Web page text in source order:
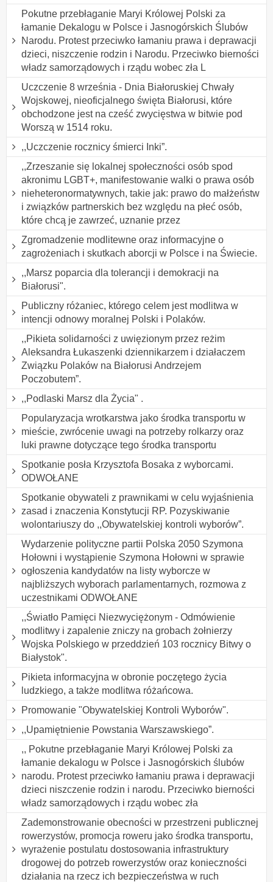
Pokutne przebłaganie Maryi Królowej Polski za
łamanie Dekalogu w Polsce i Jasnogórskich Ślubów
Narodu. Protest przeciwko łamaniu prawa i deprawacji
dzieci, niszczenie rodzin i Narodu. Przeciwko bierności
władz samorządowych i rządu wobec zła L
Uczczenie 8 września - Dnia Białoruskiej Chwały
Wojskowej, nieoficjalnego święta Białorusi, które
obchodzone jest na cześć zwycięstwa w bitwie pod
Worszą w 1514 roku.
,,Uczczenie rocznicy śmierci Inki”.
,,Zrzeszanie się lokalnej społeczności osób spod
akronimu LGBT+, manifestowanie walki o prawa osób
nieheteronormatywnych, takie jak: prawo do małżeństw
i związków partnerskich bez względu na płeć osób,
które chcą je zawrzeć, uznanie przez
Zgromadzenie modlitewne oraz informacyjne o
zagrożeniach i skutkach aborcji w Polsce i na Świecie.
,,Marsz poparcia dla tolerancji i demokracji na
Białorusi".
Publiczny różaniec, którego celem jest modlitwa w
intencji odnowy moralnej Polski i Polaków.
,,Pikieta solidarności z uwięzionym przez reżim
Aleksandra Łukaszenki dziennikarzem i działaczem
Związku Polaków na Białorusi Andrzejem
Poczobutem”.
,,Podlaski Marsz dla Życia" .
Popularyzacja wrotkarstwa jako środka transportu w
mieście, zwrócenie uwagi na potrzeby rolkarzy oraz
luki prawne dotyczące tego środka transportu
Spotkanie posła Krzysztofa Bosaka z wyborcami.
ODWOŁANE
Spotkanie obywateli z prawnikami w celu wyjaśnienia
zasad i znaczenia Konstytucji RP. Pozyskiwanie
wolontariuszy do ,,Obywatelskiej kontroli wyborów”.
Wydarzenie polityczne partii Polska 2050 Szymona
Hołowni i wystąpienie Szymona Hołowni w sprawie
ogłoszenia kandydatów na listy wyborcze w
najbliższych wyborach parlamentarnych, rozmowa z
uczestnikami ODWOŁANE
,,Światło Pamięci Niezwyciężonym - Odmówienie
modlitwy i zapalenie zniczy na grobach żołnierzy
Wojska Polskiego w przeddzień 103 rocznicy Bitwy o
Białystok".
Pikieta informacyjna w obronie poczętego życia
ludzkiego, a także modlitwa różańcowa.
Promowanie "Obywatelskiej Kontroli Wyborów".
,,Upamiętnienie Powstania Warszawskiego”.
,, Pokutne przebłaganie Maryi Królowej Polski za
łamanie dekalogu w Polsce i Jasnogórskich ślubów
narodu. Protest przeciwko łamaniu prawa i deprawacji
dzieci niszczenie rodzin i narodu. Przeciwko bierności
władz samorządowych i rządu wobec zła
Zademonstrowanie obecności w przestrzeni publicznej
rowerzystów, promocja roweru jako środka transportu,
wyrażenie postulatu dostosowania infrastruktury
drogowej do potrzeb rowerzystów oraz konieczności
działania na rzecz ich bezpieczeństwa w ruch